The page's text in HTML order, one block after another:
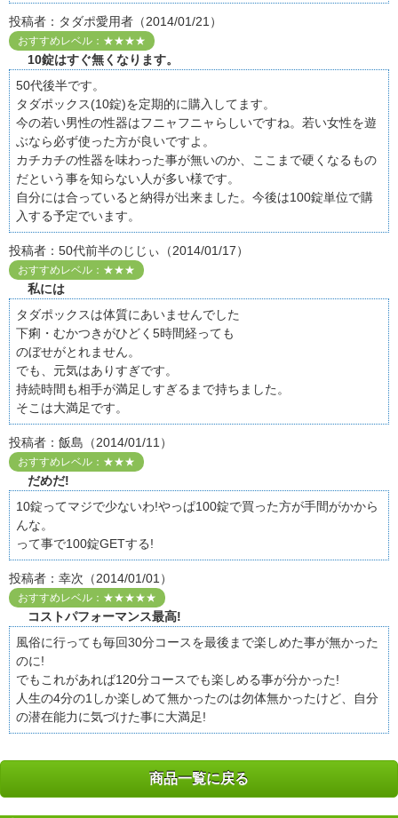
投稿者：タダポ愛用者（2014/01/21）
おすすめレベル：★★★★
10錠はすぐ無くなります。
50代後半です。
タダポックス(10錠)を定期的に購入してます。
今の若い男性の性器はフニャフニャらしいですね。若い女性を遊
ぶなら必ず使った方が良いですよ。
カチカチの性器を味わった事が無いのか、ここまで硬くなるもの
だという事を知らない人が多い様です。
自分には合っていると納得が出来ました。今後は100錠単位で購
入する予定でいます。
投稿者：50代前半のじじぃ（2014/01/17）
おすすめレベル：★★★
私には
タダポックスは体質にあいませんでした
下痢・むかつきがひどく5時間経っても
のぼせがとれません。
でも、元気はありすぎです。
持続時間も相手が満足しすぎるまで持ちました。
そこは大満足です。
投稿者：飯島（2014/01/11）
おすすめレベル：★★★
だめだ!
10錠ってマジで少ないわ!やっぱ100錠で買った方が手間がかから
んな。
って事で100錠GETする!
投稿者：幸次（2014/01/01）
おすすめレベル：★★★★★
コストパフォーマンス最高!
風俗に行っても毎回30分コースを最後まで楽しめた事が無かった
のに!
でもこれがあれば120分コースでも楽しめる事が分かった!
人生の4分の1しか楽しめて無かったのは勿体無かったけど、自分
の潜在能力に気づけた事に大満足!
商品一覧に戻る